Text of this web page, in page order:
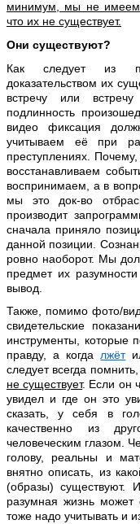
минимум, мы не имеем
что их не существует.
Они существуют?
Как следует из
доказательством их
встречу или
подлинность
видео фиксация
учитываем её при
преступлениях.
восстанавливаем
воспринимаем, а в
мы это док-во
производит
сначала приняло
данной позиции.
ровно наоборот. Мы
предмет их
вывод.
Также, помимо фото/
свидетельские
инструменты, которые
правду, а когдалжёт
следует всегда
не существует. Если он
увидел и где он это
сказать, у себя в
качественно из
человеческим глазом.
голову, реальны и
внятно описать, из
(образы) существуют.
разумная жизнь может
тоже надо учитывать и